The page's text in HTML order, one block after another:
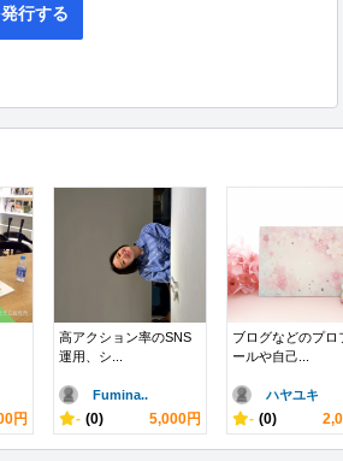
行する
円
高アクション率のSNS
運用、シ...
Fumina..
- (0) 5,000円
ブログなどのプロ
ールや自己...
ハヤユキ
- (0)